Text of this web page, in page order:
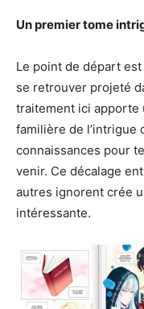
Un premier tome
Le point de départ
se retrouver projeté
traitement ici apporte
familière de l’intrigue
connaissances pour
venir. Ce décalage
autres ignorent crée
intéressante.